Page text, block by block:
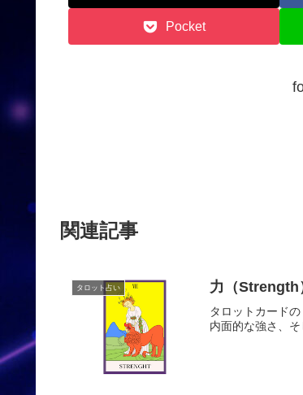
Pocket
関連記事
タロット占い 力（Strength
タロットカード
内面的な強さ、そ